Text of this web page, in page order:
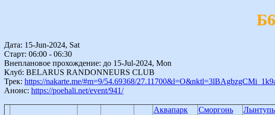
Дата: 15-Jun-2024, Sat
Старт: 06:00 - 06:30
Внеплановое прохождение: до 15-Jul-2024, Mon
Клуб: BELARUS RANDONNEURS CLUB
Трек: https://nakarte.me/#m=9/54.69368/
Анонс: https://poehali.net/event/941/
Аквапарк Сморгонь